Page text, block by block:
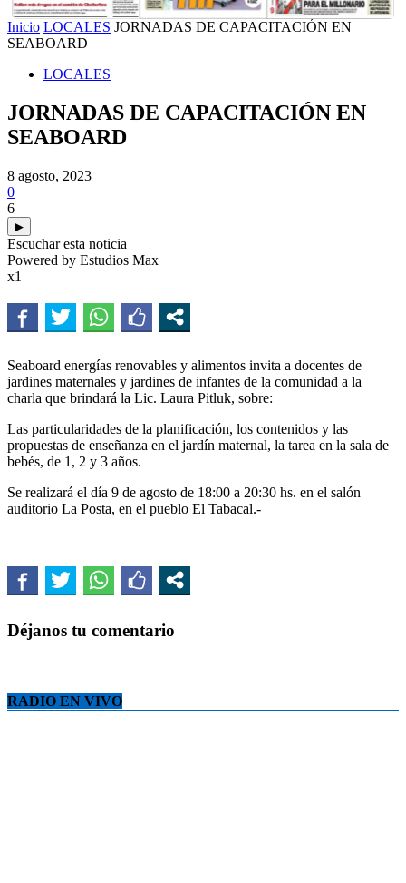
Inicio LOCALES JORNADAS DE CAPACITACIÓN EN
SEABOARD
LOCALES
JORNADAS DE CAPACITACIÓN EN
SEABOARD
8 agosto, 2023
0
6
▶
Escuchar esta noticia
Powered by Estudios Max
x1
Seaboard energías renovables y alimentos invita a docentes de
jardines maternales y jardines de infantes de la comunidad a la
charla que brindará la Lic. Laura Pitluk, sobre:
Las particularidades de la planificación, los contenidos y las
propuestas de enseñanza en el jardín maternal, la tarea en la sala de
bebés, de 1, 2 y 3 años.
Se realizará el día 9 de agosto de 18:00 a 20:30 hs. en el salón
auditorio La Posta, en el pueblo El Tabacal.-
Déjanos tu comentario
RADIO EN VIVO